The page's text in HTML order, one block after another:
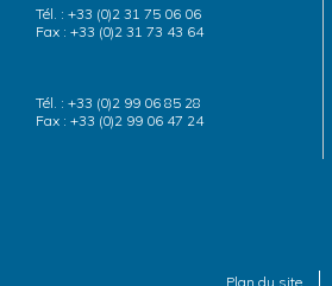
Tél. : +33 (0)2 31 75 06 06
Fax : +33 (0)2 31 73 43 64
Tél. : +33 (0)2 99 06 85 28
Fax : +33 (0)2 99 06 47 24
Plan du site